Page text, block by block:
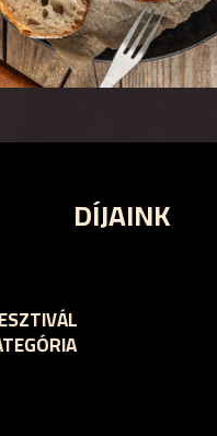
DÍJAINK
MANGALICA FESZTIVÁL
II. TERMÉKDÍJ